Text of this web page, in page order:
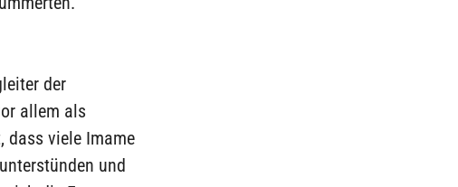
der
allem als
dass viele Imame
und